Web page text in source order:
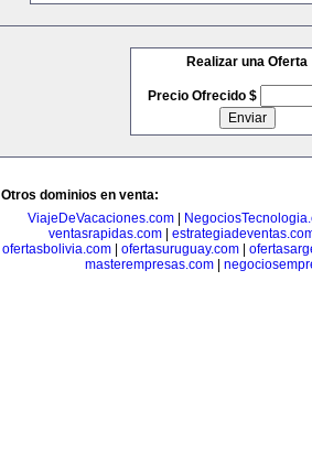
Realizar una Oferta
Precio Ofrecido $
Otros dominios en venta:
ViajeDeVacaciones.com|
ventasrapidas.com|
ofertasbolivia.com| ofertasuruguay.com|
masterempresas.com|